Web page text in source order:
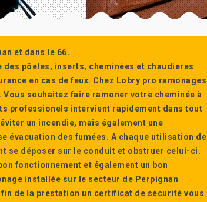
et dans le 66.
des pôeles, inserts, cheminées et chaudieres
en cas de feux. Chez Lobry pro ramonages
souhaitez faire ramoner votre cheminée à
professionels intervient rapidement dans tout
un incendie, mais également une
évacuation des fumées. A chaque utilisation de
se déposer sur le conduit et obstruer celui-ci.
fonctionnement et également un bon
installée sur le secteur de Perpignan
de la prestation un certificat de sécurité vous